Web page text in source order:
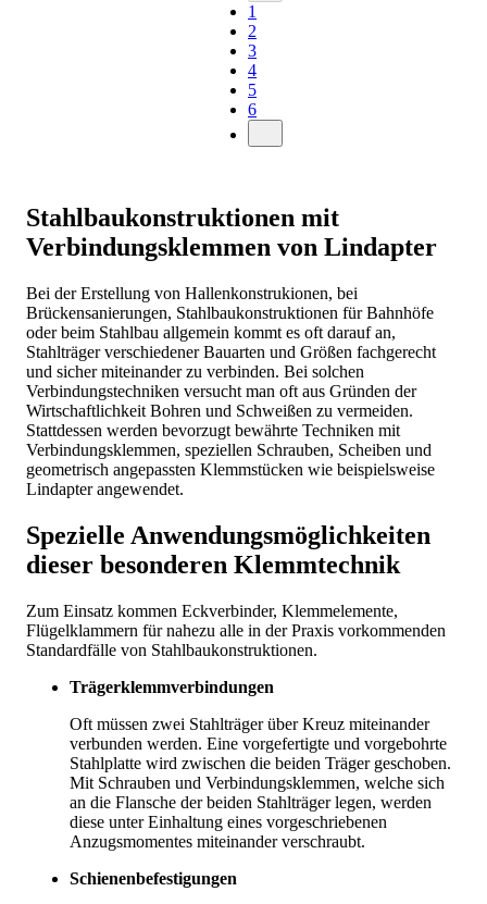
1
2
3
4
5
6
Stahlbaukonstruktionen mit
Verbindungsklemmen von Lindapter
Bei der Erstellung von Hallenkonstrukionen, bei
Brückensanierungen, Stahlbaukonstruktionen für Bahnhöfe
oder beim Stahlbau allgemein kommt es oft darauf an,
Stahlträger verschiedener Bauarten und Größen fachgerecht
und sicher miteinander zu verbinden. Bei solchen
Verbindungstechniken versucht man oft aus Gründen der
Wirtschaftlichkeit Bohren und Schweißen zu vermeiden.
Stattdessen werden bevorzugt bewährte Techniken mit
Verbindungsklemmen, speziellen Schrauben, Scheiben und
geometrisch angepassten Klemmstücken wie beispielsweise
Lindapter angewendet.
Spezielle Anwendungsmöglichkeiten
dieser besonderen Klemmtechnik
Zum Einsatz kommen Eckverbinder, Klemmelemente,
Flügelklammern für nahezu alle in der Praxis vorkommenden
Standardfälle von Stahlbaukonstruktionen.
Trägerklemmverbindungen
Oft müssen zwei Stahlträger über Kreuz miteinander
verbunden werden. Eine vorgefertigte und vorgebohrte
Stahlplatte wird zwischen die beiden Träger geschoben.
Mit Schrauben und Verbindungsklemmen, welche sich
an die Flansche der beiden Stahlträger legen, werden
diese unter Einhaltung eines vorgeschriebenen
Anzugsmomentes miteinander verschraubt.
Schienenbefestigungen